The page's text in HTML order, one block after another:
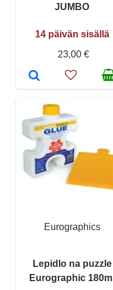
JUMBO
14 päivän sisällä
23,00 €
Eurographics
Lepidlo na puzzle
Eurographic 180ml